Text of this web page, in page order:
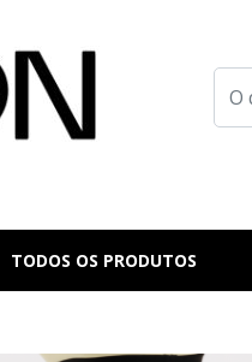
TODOS OS PRODUTOS